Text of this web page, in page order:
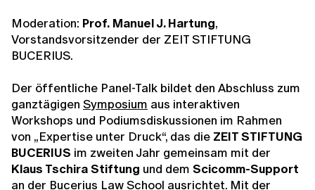
Moderation: Prof. Manuel J. Hartung,
Vorstandsvorsitzender der ZEIT STIFTUNG
BUCERIUS.
Der öffentliche Panel-Talk bildet den Abschluss zum
ganztägigen Symposium aus interaktiven
Workshops und Podiumsdiskussionen im Rahmen
von „Expertise unter Druck“, das die ZEIT STIFTUNG
BUCERIUS im zweiten Jahr gemeinsam mit der
Klaus Tschira Stiftung und dem Scicomm-Support
an der Bucerius Law School ausrichtet. Mit der